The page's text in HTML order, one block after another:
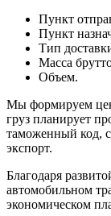
Пункт
Пункт
Тип
Масса
Объем.
Мы формируем
груз планирует
таможенный код,
экспорт.
Благодаря
автомобильном
экономическом